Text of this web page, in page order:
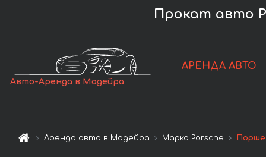
Прокат авто
Авто-Аренда в Мадейра
АРЕНДА АВТО
Аренда авто в Мадейра Марка Porsche Порше